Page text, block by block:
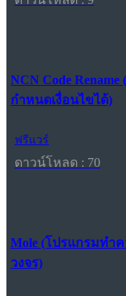
NCN Code
กำหนดเงื่อนไขได้)
ฟรีแวร์
ดาวน์โหลด : 70
Mole (โปรแกรมทำ
วงจร)